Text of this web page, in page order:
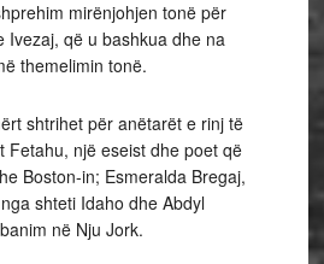
mirënjohjen tonë për
Ivezaj, që u bashkua dhe na
themelimin tonë.
shtrihet për anëtarët e rinj të
Fetahu, një eseist dhe poet që
Boston-in; Esmeralda Bregaj,
shteti Idaho dhe Abdyl
në Nju Jork.